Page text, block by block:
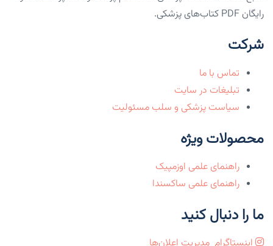
رایگان PDF کتاب‌های پزشکی.
شرکت
تماس با ما
تبلیغات در سایت
سیاست پزشکی و سلب مسئولیت
محصولات ویژه
راهنمای علمی اوزمپیک
راهنمای علمی ساکسندا
ما را دنبال کنید